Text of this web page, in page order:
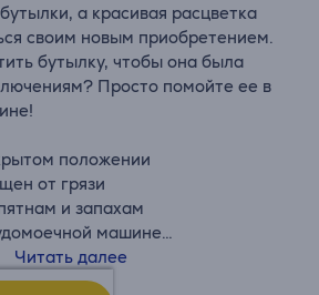
а красивая расцветка
своим новым приобретением.
бутылку, чтобы она была
Просто помойте ее в
положении
от грязи
и запахам
машине
Читать далее